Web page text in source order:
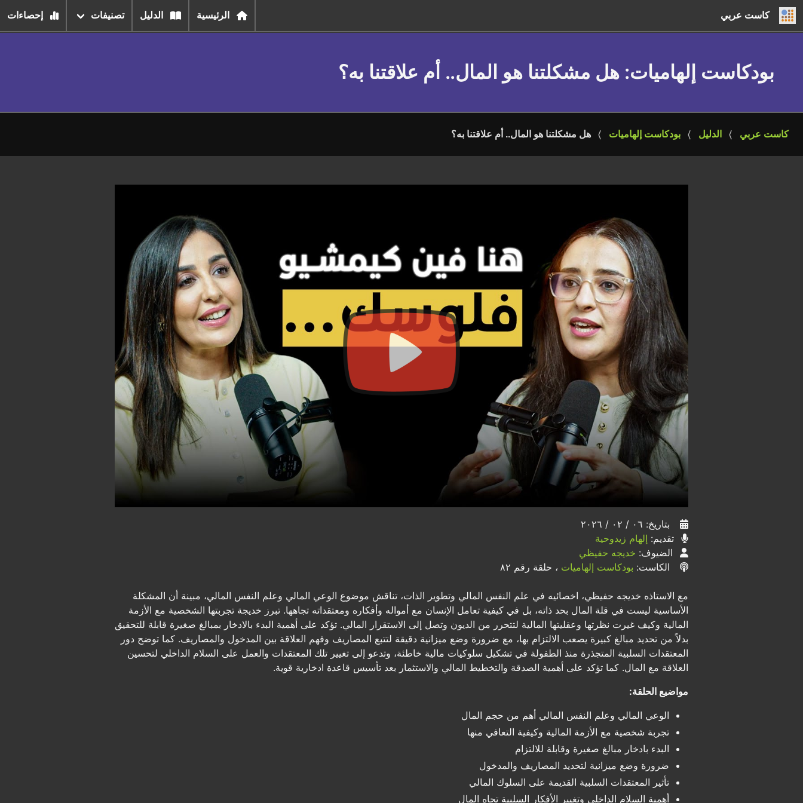
كاست عربي الرئيسية الدليل تصنيفات إحصاءات
بودكاست إلهاميات: هل مشكلتنا هو المال.. أم علاقتنا به؟
كاست عربي الدليل بودكاست إلهاميات هل مشكلتنا هو المال.. أم علاقتنا به؟
بتاريخ: ٠٦ / ٠٢ / ٢٠٢٦
تقديم: إلهام زيدوحية
الضيوف: خديجه حفيظي
الكاست: بودكاست إلهاميات ، حلقة رقم ٨٢
مع الاستاذه خديجه حفيظي، اخصائيه في علم النفس المالي وتطوير الذات، تناقش موضوع الوعي المالي وعلم النفس المالي، مبينة أن المشكلة
الأساسية ليست في قلة المال بحد ذاته، بل في كيفية تعامل الإنسان مع أمواله وأفكاره ومعتقداته تجاهها. تبرز خديجة تجربتها الشخصية مع الأزمة
المالية وكيف غيرت نظرتها وعقليتها المالية لتتحرر من الديون وتصل إلى الاستقرار المالي. تؤكد على أهمية البدء بالادخار بمبالغ صغيرة قابلة للتحقيق
بدلاً من تحديد مبالغ كبيرة يصعب الالتزام بها، مع ضرورة وضع ميزانية دقيقة لتتبع المصاريف وفهم العلاقة بين المدخول والمصاريف. كما توضح دور
المعتقدات السلبية المتجذرة منذ الطفولة في تشكيل سلوكيات مالية خاطئة، وتدعو إلى تغيير تلك المعتقدات والعمل على السلام الداخلي لتحسين
العلاقة مع المال. كما تؤكد على أهمية الصدقة والتخطيط المالي والاستثمار بعد تأسيس قاعدة ادخارية قوية.
مواضيع الحلقة:
الوعي المالي وعلم النفس المالي أهم من حجم المال
تجربة شخصية مع الأزمة المالية وكيفية التعافي منها
البدء بادخار مبالغ صغيرة وقابلة للالتزام
ضرورة وضع ميزانية لتحديد المصاريف والمدخول
تأثير المعتقدات السلبية القديمة على السلوك المالي
أهمية السلام الداخلي وتغيير الأفكار السلبية تجاه المال